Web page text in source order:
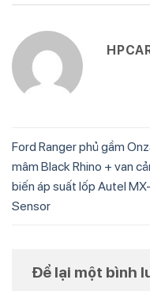
Ford Ranger phủ gầm
mâm Black Rhino + van
biến áp suất lốp Autel MX-
Sensor
Để lại một bình